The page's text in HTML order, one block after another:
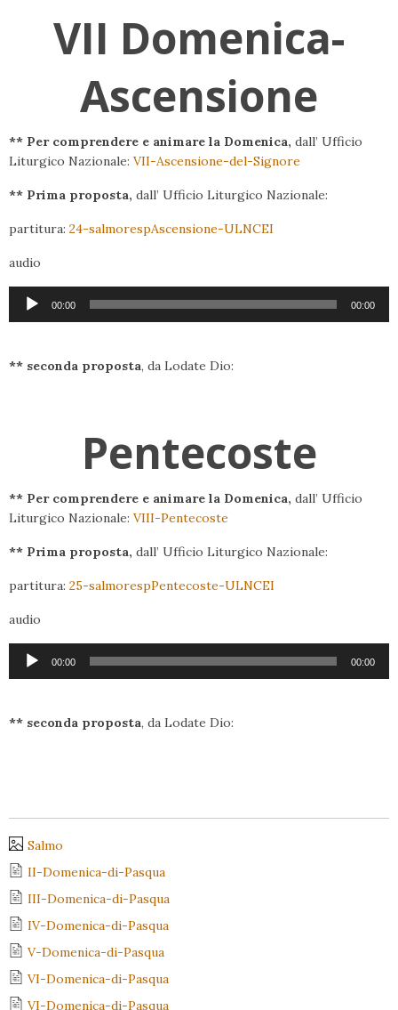
VII Domenica-
Ascensione
** Per comprendere e animare la Domenica, dall’ Ufficio
Liturgico Nazionale: VII-Ascensione-del-Signore
** Prima proposta, dall’ Ufficio Liturgico Nazionale:
partitura: 24-salmorespAscensione-ULNCEI
audio
Audio
Player
00:00 00:00
** seconda proposta, da Lodate Dio:
Pentecoste
** Per comprendere e animare la Domenica, dall’ Ufficio
Liturgico Nazionale: VIII-Pentecoste
** Prima proposta, dall’ Ufficio Liturgico Nazionale:
partitura: 25-salmorespPentecoste-ULNCEI
audio
Audio
Player
00:00 00:00
** seconda proposta, da Lodate Dio:
Salmo
II-Domenica-di-Pasqua
III-Domenica-di-Pasqua
IV-Domenica-di-Pasqua
V-Domenica-di-Pasqua
VI-Domenica-di-Pasqua
VI-Domenica-di-Pasqua